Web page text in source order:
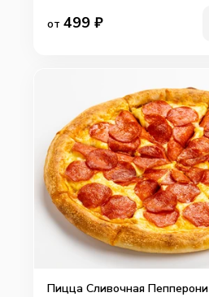
от 499 ₽
Пицца Сливочная Пепперони